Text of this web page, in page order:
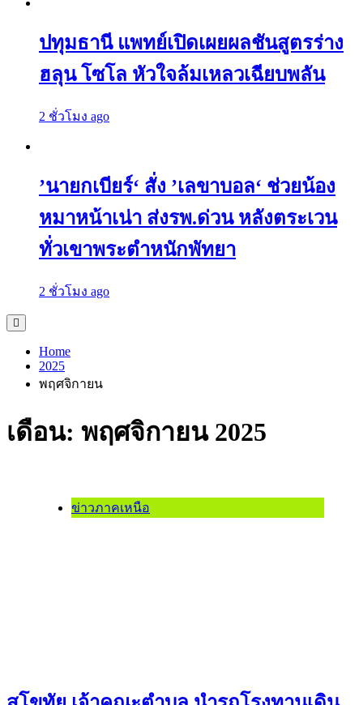
ปทุมธานี แพทย์เปิดเผยผลชันสูตรร่าง
ฮลุน โซโล หัวใจล้มเหลวเฉียบพลัน
2 ชั่วโมง ago
’นายกเบียร์‘ สั่ง ’เลขาบอล‘ ช่วยน้อง
หมาหน้าเน่า ส่งรพ.ด่วน หลังตระเวน
ทั่วเขาพระตำหนักพัทยา
2 ชั่วโมง ago
Home
2025
พฤศจิกายน
เดือน: พฤศจิกายน 2025
ข่าวภาคเหนือ